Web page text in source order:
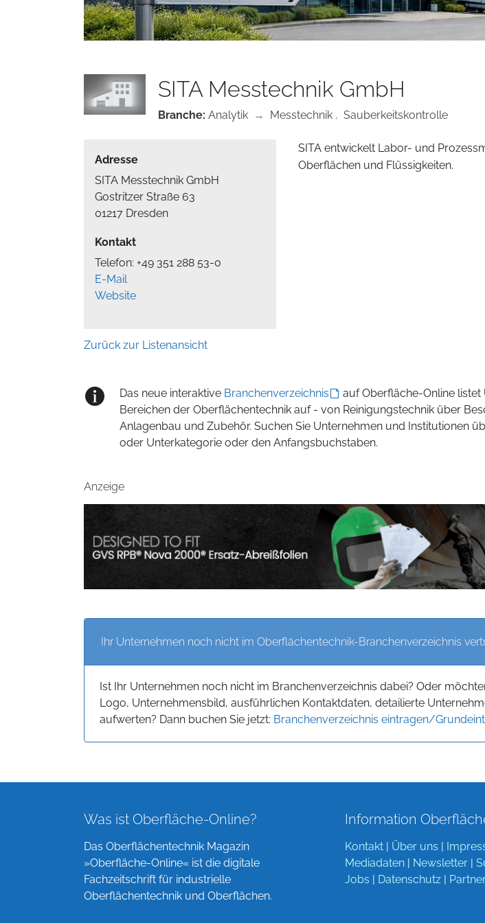
SITA Messtechnik GmbH
Branche: Analytik → Messtechnik , Sauberkeitskontrolle
Adresse
SITA Messtechnik GmbH
Gostritzer Straße 63
01217 Dresden
Kontakt
Telefon: +49 351 288 53-0
E-Mail
Website
SITA entwickelt Labor- und
Oberflächen und Flüssigkeiten.
Zurück zur Listenansicht
Das neue interaktive Branchenverzeichnis
auf Oberfläche-Online
Bereichen der Oberflächentechnik auf - von Reinigungstechnik über
Anlagenbau und Zubehör. Suchen Sie Unternehmen und Institutionen
oder Unterkategorie oder den Anfangsbuchstaben.
Anzeige
Ihr Unternehmen noch nicht im Oberflächentechnik-Branchenverzeichnis
Ist Ihr Unternehmen noch nicht im Branchenverzeichnis dabei? Oder
Logo, Unternehmensbild, ausführlichen Kontaktdaten, detailierte
aufwerten? Dann buchen Sie jetzt: Branchenverzeichnis eintragen/
Was ist Oberfläche-Online?
Das Oberflächentechnik Magazin
»Oberfläche-Online« ist die digitale
Fachzeitschrift für industrielle
Oberflächentechnik und Oberflächen.
Information
Kontakt | Über uns |
Mediadaten | Newsletter |
Jobs | Datenschutz |